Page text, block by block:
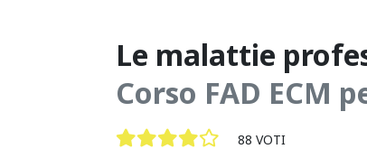
Le malattie
Corso FAD
88 VOTI